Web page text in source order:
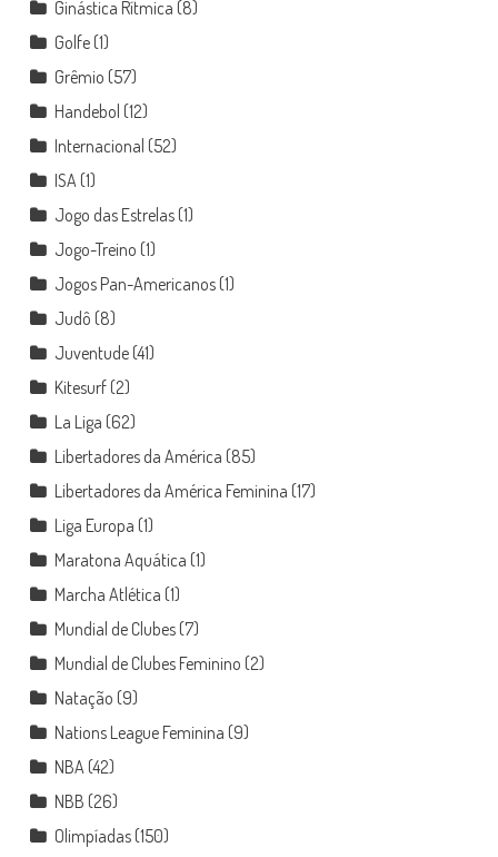
Ginástica Rítmica (8)
Golfe(1)
Grêmio (57)
Handebol (12)
Internacional (52)
ISA (1)
Jogo das Estrelas(1)
Jogo-Treino (1)
Jogos Pan-Americanos(1)
Judô (8)
Juventude(41)
Kitesurf(2)
La Liga (62)
Libertadores da América (85)
Libertadores da América Feminina (17)
Liga Europa (1)
Maratona Aquática (1)
Marcha Atlética (1)
Mundial de Clubes(7)
Mundial de Clubes Feminino (2)
Natação (9)
Nations League Feminina (9)
NBA (42)
NBB (26)
Olimpíadas(150)